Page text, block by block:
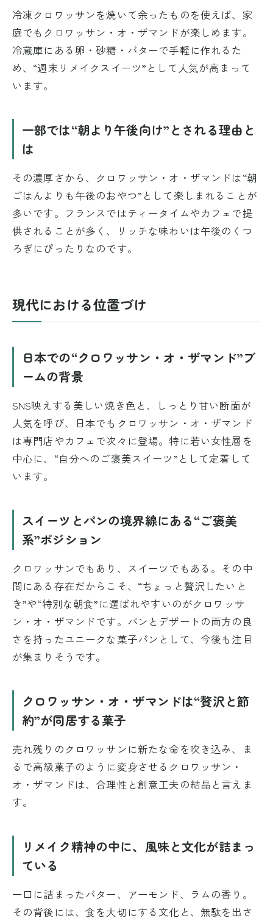
冷凍クロワッサンを焼いて余ったものを使えば、家
庭でもクロワッサン・オ・ザマンドが楽しめます。
冷蔵庫にある卵・砂糖・バターで手軽に作れるた
め、“週末リメイクスイーツ”として人気が高まって
います。
一部では“朝より午後向け”とされる理由と
は
その濃厚さから、クロワッサン・オ・ザマンドは“朝
ごはんよりも午後のおやつ”として楽しまれることが
多いです。フランスではティータイムやカフェで提
供されることが多く、リッチな味わいは午後のくつ
ろぎにぴったりなのです。
現代における位置づけ
日本での“クロワッサン・オ・ザマンド”ブ
ームの背景
SNS映えする美しい焼き色と、しっとり甘い断面が
人気を呼び、日本でもクロワッサン・オ・ザマンド
は専門店やカフェで次々に登場。特に若い女性層を
中心に、“自分へのご褒美スイーツ”として定着して
います。
スイーツとパンの境界線にある“ご褒美
系”ポジション
クロワッサンでもあり、スイーツでもある。その中
間にある存在だからこそ、“ちょっと贅沢したいと
き”や“特別な朝食”に選ばれやすいのがクロワッサ
ン・オ・ザマンドです。パンとデザートの両方の良
さを持ったユニークな菓子パンとして、今後も注目
が集まりそうです。
クロワッサン・オ・ザマンドは“贅沢と節
約”が同居する菓子
売れ残りのクロワッサンに新たな命を吹き込み、ま
るで高級菓子のように変身させるクロワッサン・
オ・ザマンドは、合理性と創意工夫の結晶と言えま
す。
リメイク精神の中に、風味と文化が詰まっ
ている
一口に詰まったバター、アーモンド、ラムの香り。
その背後には、食を大切にする文化と、無駄を出さ